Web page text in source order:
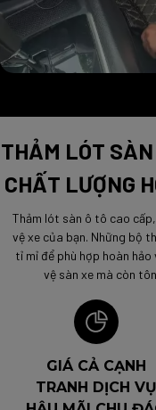
THẢM LÓT
CHẤT LƯỢNG
Thảm lót sàn ô tô cao
vệ xe của bạn. Những bộ
tỉ mỉ để phù hợp hoàn
vệ sàn xe mà còn
GIÁ CẢ CẠNH
TRANH DỊCH VỤ